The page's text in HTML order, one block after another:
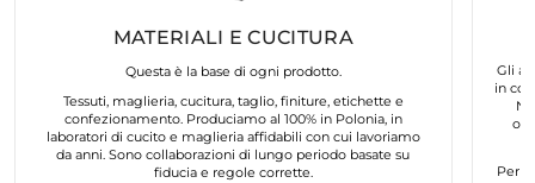
MATERIALI E CUCITURA
Questa è la base di ogni prodotto.
Tessuti, maglieria, cucitura, taglio, finiture, etichette e
confezionamento. Produciamo al 100% in Polonia, in
laboratori di cucito e maglieria affidabili con cui lavoriamo
da anni. Sono collaborazioni di lungo periodo basate su
fiducia e regole corrette.
Gli
in
Per